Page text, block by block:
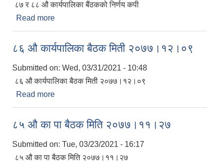
८७ र ८८ औ कार्यपालिका बैंठकको निर्णय कपी
Read more
८६ औ कार्यपालिका बैठक मिती २०७७।१२।०९
Submitted on: Wed, 03/31/2021 - 10:48
८६ औ कार्यपालिका बैठक मिती २०७७।१२।०९
Read more
८५ औ का पा बैठक मिति २०७७।११।२७
Submitted on: Tue, 03/23/2021 - 16:17
८५ औ का पा बैठक मिति २०७७।११।२७